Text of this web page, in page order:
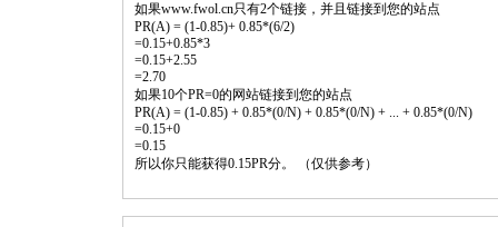
如果www.fwol.cn只有2个链接，并且链接到您的站点
PR(A) = (1-0.85)+ 0.85*(6/2)
=0.15+0.85*3
=0.15+2.55
=2.70
如果10个PR=0的网站链接到您的站点
PR(A) = (1-0.85) + 0.85*(0/N) + 0.85*(0/N) + ... + 0.85*(0/N)
=0.15+0
=0.15
所以你只能获得0.15PR分。 （仅供参考）